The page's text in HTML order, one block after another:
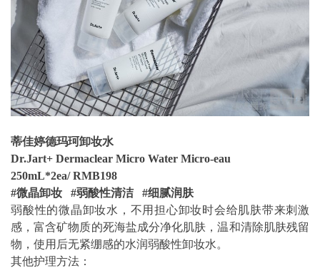
蒂佳婷德玛珂卸妆水
Dr.Jart+ Dermaclear Micro Water Micro-eau
250mL*2ea/ RMB198
#微晶卸妆 #弱酸性清洁 #细腻润肤
弱酸性的微晶卸妆水，不用担心卸妆时会给肌肤带来刺激
感，富含矿物质的死海盐成分净化肌肤，温和清除肌肤残留
物，使用后无紧绷感的水润弱酸性卸妆水。
其他护理方法：